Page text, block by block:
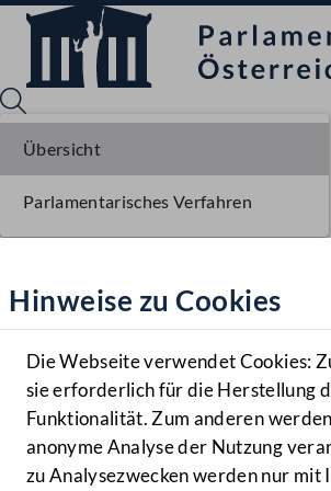
Hilfe
Benutzer
Navigationsmenü öffnen
MENÜ
Hinweise zu Cookies
Die Webseite verwendet Cookies:
sie erforderlich für die Herstellung
Funktionalität. Zum anderen
anonyme Analyse der Nutzung
zu Analysezwecken werden nur mit
Übersicht
Parlamentarisches Verfahren